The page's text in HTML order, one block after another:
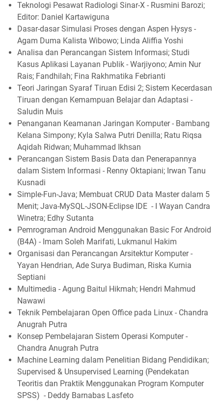
Teknologi Pesawat Radiologi Sinar-X - Rusmini Barozi;
Editor: Daniel Kartawiguna
Dasar-dasar Simulasi Proses dengan Aspen Hysys -
Agam Duma Kalista Wibowo; Linda Aliffia Yoshi
Analisa dan Perancangan Sistem Informasi; Studi
Kasus Aplikasi Layanan Publik - Warjiyono; Amin Nur
Rais; Fandhilah; Fina Rakhmatika Febrianti
Teori Jaringan Syaraf Tiruan Edisi 2; Sistem Kecerdasan
Tiruan dengan Kemampuan Belajar dan Adaptasi -
Saludin Muis
Penanganan Keamanan Jaringan Komputer - Bambang
Kelana Simpony; Kyla Salwa Putri Denilla; Ratu Riqsa
Aqidah Ridwan; Muhammad Ikhsan
Perancangan Sistem Basis Data dan Penerapannya
dalam Sistem Informasi - Renny Oktapiani; Irwan Tanu
Kusnadi
Simple-Fun-Java; Membuat CRUD Data Master dalam 5
Menit; Java-MySQL-JSON-Eclipse IDE - I Wayan Candra
Winetra; Edhy Sutanta
Pemrograman Android Menggunakan Basic For Android
(B4A) - Imam Soleh Marifati, Lukmanul Hakim
Organisasi dan Perancangan Arsitektur Komputer -
Yayan Hendrian, Ade Surya Budiman, Riska Kurnia
Septiani
Multimedia - Agung Baitul Hikmah; Hendri Mahmud
Nawawi
Teknik Pembelajaran Open Office pada Linux - Chandra
Anugrah Putra
Konsep Pembelajaran Sistem Operasi Komputer -
Chandra Anugrah Putra
Machine Learning dalam Penelitian Bidang Pendidikan;
Supervised & Unsupervised Learning (Pendekatan
Teoritis dan Praktik Menggunakan Program Komputer
SPSS) - Deddy Barnabas Lasfeto